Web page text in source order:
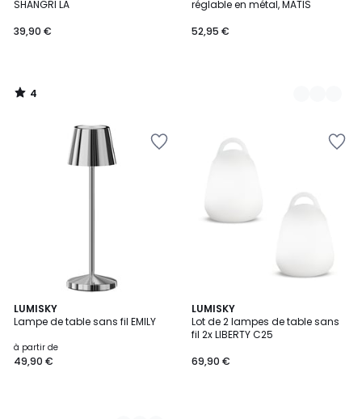
SHANGRI LA
39,90 €
5
4
/
réglable en métal, MATIS
52,95 €
LUMISKY
Lampe de table sans fil EMILY
à partir de
49,90 €
6
Couleurs
LUMISKY
Lot de 2 lampes de table sans
fil 2x LIBERTY C25
69,90 €